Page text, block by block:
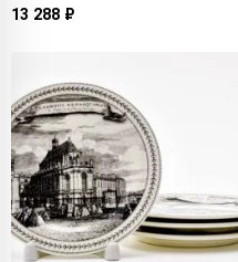
13 288 ₽